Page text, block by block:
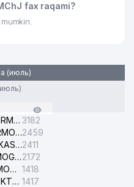
fax raqami?
(июль)
YASHNOBOD ELEKTR TARMOG'I NOSOZLIKLARI XIZMATI 3182
CHILONZOR ELEKTR TARMOG'I NOSOZLIK XIZMATI2459
O'ZBEKISTON RESPUBLIKASI BOSH PROKURATURASI ISHONCH TELEFONI2411
OLMAZOR ELEKTR TARMOG'I NOSOZLIKLARI XIZMATI2172
UCH-TEPA ELEKTR TARMOG'I NOSOZLIKLARI XIZMATI 1418
TOSHKENT SHAHAR ELEKTR TARMOQLARI KORXONASI AJ 1417